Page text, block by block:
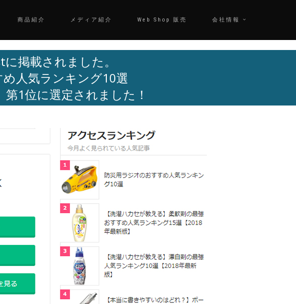
商品紹介 メディア紹介 Web Shop 販売 会社情報
掲載されました。
人気ランキング10選
第1位に選定されました！